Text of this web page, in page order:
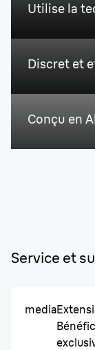
Utilise la
Discret et
Conçu en
Service et
media